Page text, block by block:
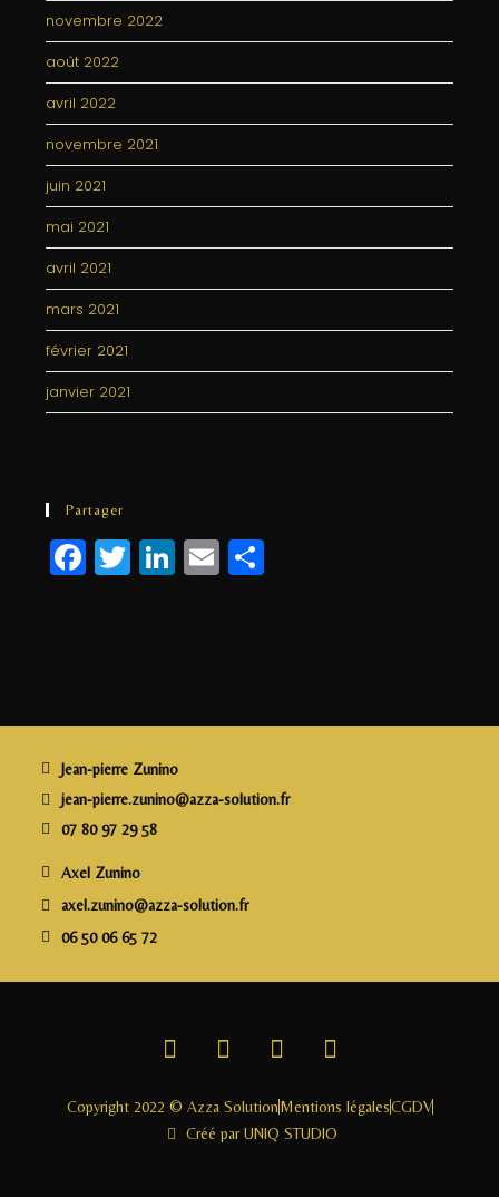
novembre 2022
août 2022
avril 2022
novembre 2021
juin 2021
mai 2021
avril 2021
mars 2021
février 2021
janvier 2021
Partager
F
a
o
o
k
T
w
Li
n
n
E
m
e
Jean-pierre Zunino
jean-pierre.zunino@azza-solution.fr
07 80 97 29 58
Axel Zunino
axel.zunino@azza-solution.fr
06 50 06 65 72
Copyright 2022 © Azza SolutionMentions légalesCGDV
Créé par UNIQ STUDIO